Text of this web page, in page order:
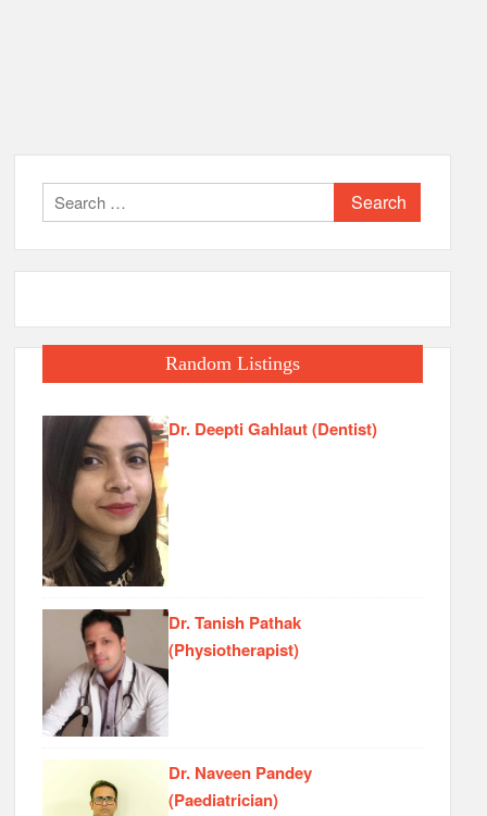
Search
for:
Random Listings
Dr. Deepti Gahlaut (Dentist)
Dr. Tanish Pathak
(Physiotherapist)
Dr. Naveen Pandey
(Paediatrician)